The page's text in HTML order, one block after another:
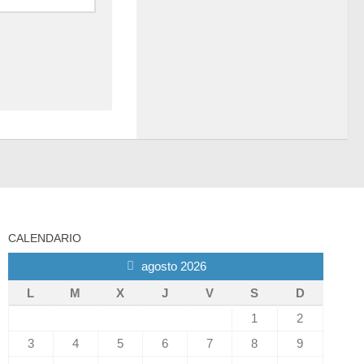
CALENDARIO
agosto 2026
L
M X J V S
D
1
2
3
4 5 6 7 8
9